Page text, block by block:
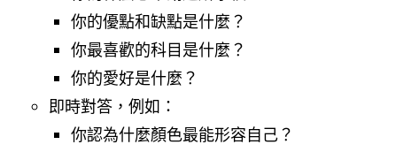
你的優點和缺點是什麼？
你最喜歡的科目是什麼？
你的愛好是什麼？
即時對答，例如：
你認為什麼顏色最能形容自己？